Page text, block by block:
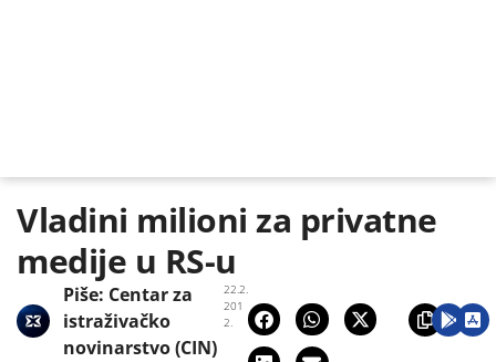
Vladini milioni za privatne
medije u RS-u
22.2.
201
2.
Piše: Centar za
istraživačko
novinarstvo (CIN)